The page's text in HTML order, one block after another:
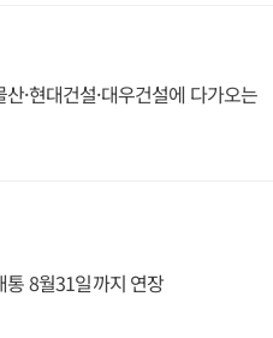
·현대건설·대우건설에 다가오는
8월31일까지 연장